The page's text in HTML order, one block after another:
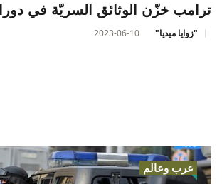
ترامب خزّن الوثائق السريّة في
"زوايا ميديا" 2023-06-10
عرب وعالم